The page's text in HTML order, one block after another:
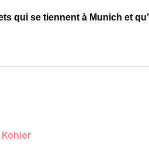
qui se tiennent à Munich et